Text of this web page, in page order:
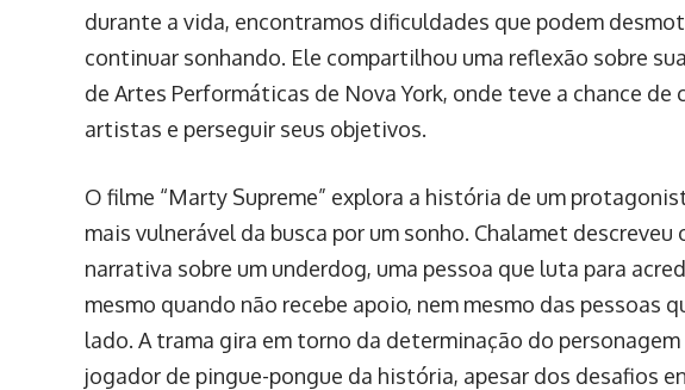
durante a vida, encontramos dificuldades que podem
continuar sonhando. Ele compartilhou uma reflexão sobre
de Artes Performáticas de Nova York, onde teve a chance de
artistas e perseguir seus objetivos.
O filme “Marty Supreme” explora a história de um
mais vulnerável da busca por um sonho. Chalamet descreveu
narrativa sobre um underdog, uma pessoa que luta para
mesmo quando não recebe apoio, nem mesmo das pessoas
lado. A trama gira em torno da determinação do
jogador de pingue-pongue da história, apesar dos desafios